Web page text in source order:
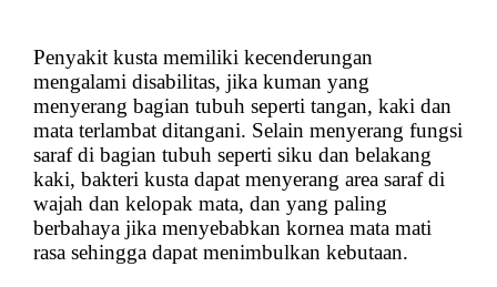
Penyakit kusta memiliki kecenderungan
mengalami disabilitas, jika kuman yang
menyerang bagian tubuh seperti tangan, kaki dan
mata terlambat ditangani. Selain menyerang fungsi
saraf di bagian tubuh seperti siku dan belakang
kaki, bakteri kusta dapat menyerang area saraf di
wajah dan kelopak mata, dan yang paling
berbahaya jika menyebabkan kornea mata mati
rasa sehingga dapat menimbulkan kebutaan.